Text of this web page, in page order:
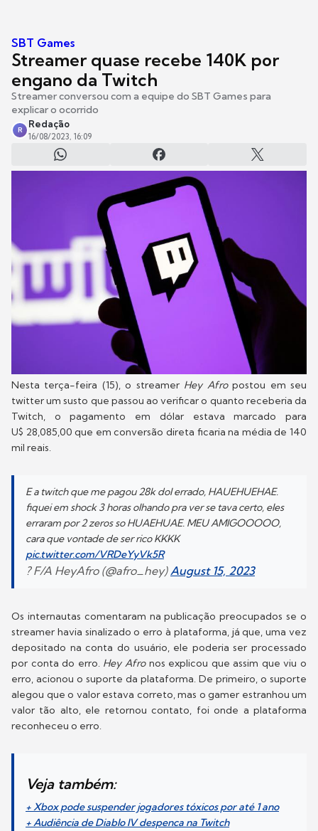
SBT Games
Streamer quase recebe 140K por
engano da Twitch
Streamer conversou com a equipe do SBT Games para
explicar o ocorrido
R
Redação
16/08/2023, 16:09
Nesta terça-feira (15), o streamer Hey Afropostou em seu
twitter um susto que passou ao verificar o quanto receberia da
Twitch, o pagamento em dólar estava marcado para
U$ 28,085,00 que em conversão direta ficaria na média de 140
mil reais.
E a twitch que me pagou 28k dol errado, HAUEHUEHAE.
fiquei em shock 3 horas olhando pra ver se tava certo, eles
erraram por 2 zeros so HUAEHUAE. MEU AMIGOOOOO,
cara que vontade de ser rico KKKK
pic.twitter.com/VRDeYyVk5R
? F/A HeyAfro (@afro_hey)August 15, 2023
Os internautas comentaram na publicação preocupados se o
streamer havia sinalizado o erro à plataforma, já que, uma vez
depositado na conta do usuário, ele poderia ser processado
por conta do erro. Hey Afronos explicou que assim que viu o
erro, acionou o suporte da plataforma. De primeiro, o suporte
alegou que o valor estava correto, mas o gamer estranhou um
valor tão alto, ele retornou contato, foi onde a plataforma
reconheceu o erro.
Veja também:
+ Xbox pode suspender jogadores tóxicos por até 1 ano
+ Audiência de Diablo IV despenca na Twitch